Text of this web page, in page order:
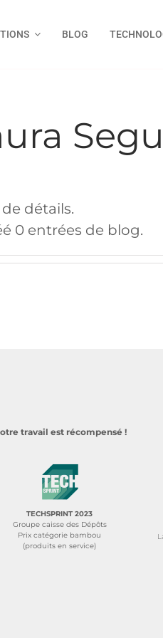
BLOG
détails.
0 entrées de blog.
travail est récompensé !
TECHSPRINT 2023
Groupe caisse des Dépôts
Prix catégorie bambou
(produits en service)